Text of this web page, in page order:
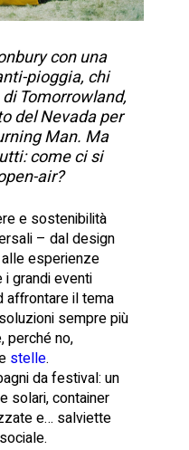
con una
pioggia, chi
Tomorrowland,
del Nevada per
Man. Ma
come ci si
air?
e sostenibilità
– dal design
esperienze
grandi eventi
affrontare il tema
sempre più
perché no,
stelle.
da festival: un
solari, container
e… salviette